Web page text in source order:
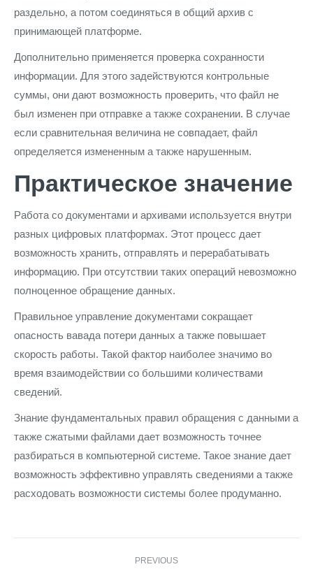
раздельно, а потом соединяться в общий архив с
принимающей платформе.
Дополнительно применяется проверка сохранности
информации. Для этого задействуются контрольные
суммы, они дают возможность проверить, что файл не
был изменен при отправке а также сохранении. В случае
если сравнительная величина не совпадает, файл
определяется измененным а также нарушенным.
Практическое значение
Работа со документами и архивами используется внутри
разных цифровых платформах. Этот процесс дает
возможность хранить, отправлять и перерабатывать
информацию. При отсутствии таких операций невозможно
полноценное обращение данных.
Правильное управление документами сокращает
опасность вавада потери данных а также повышает
скорость работы. Такой фактор наиболее значимо во
время взаимодействии со большими количествами
сведений.
Знание фундаментальных правил обращения с данными а
также сжатыми файлами дает возможность точнее
разбираться в компьютерной системе. Такое знание дает
возможность эффективно управлять сведениями а также
расходовать возможности системы более продуманно.
PREVIOUS